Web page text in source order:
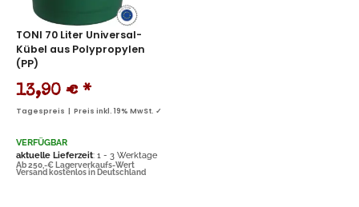
TONI 70 Liter Universal-
Kübel aus Polypropylen
(PP)
13,90 € *
Tagespreis | Preis inkl. 19% MwSt. ✓
VERFÜGBAR
aktuelle Lieferzeit: 1 - 3 Werktage
Ab 250,-€ Lagerverkaufs-Wert
Versand kostenlos in Deutschland